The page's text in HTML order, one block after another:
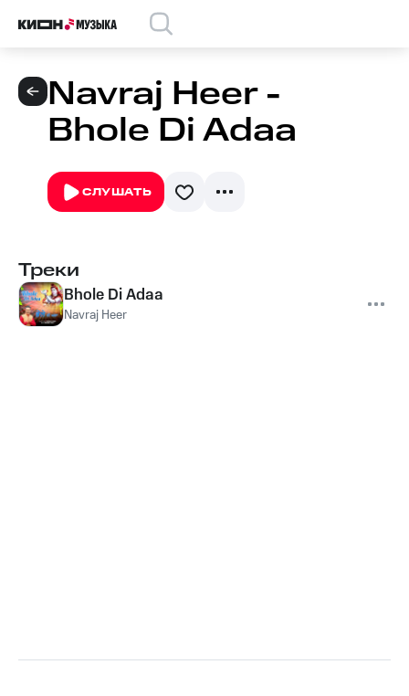
Navraj Heer -
Bhole Di Adaa
СЛУШАТЬ
Треки
Bhole Di Adaa
Navraj Heer